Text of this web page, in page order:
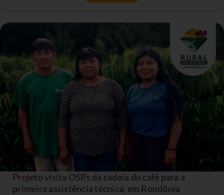
Projeto visita OSPs da cadeia do café para a
primeira assistência técnica, em Rondônia